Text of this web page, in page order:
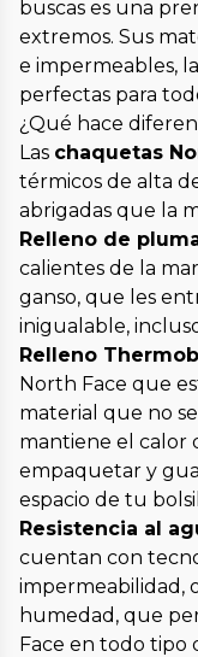
buscas es una
extremos. Sus
e impermeables,
perfectas para
¿Qué hace
Las chaquetas
térmicos de alta
abrigadas que la
Relleno de
calientes de la
ganso, que les
inigualable,
Relleno
North Face que
material que no
mantiene el calor
empaquetar y
espacio de tu
Resistencia al
cuentan con
impermeabilidad,
humedad, que
Face en todo tipo